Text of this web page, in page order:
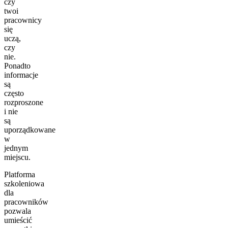
czy
twoi
pracownicy
się
uczą,
czy
nie.
Ponadto
informacje
są
często
rozproszone
i nie
są
uporządkowane
w
jednym
miejscu.
Platforma
szkoleniowa
dla
pracowników
pozwala
umieścić